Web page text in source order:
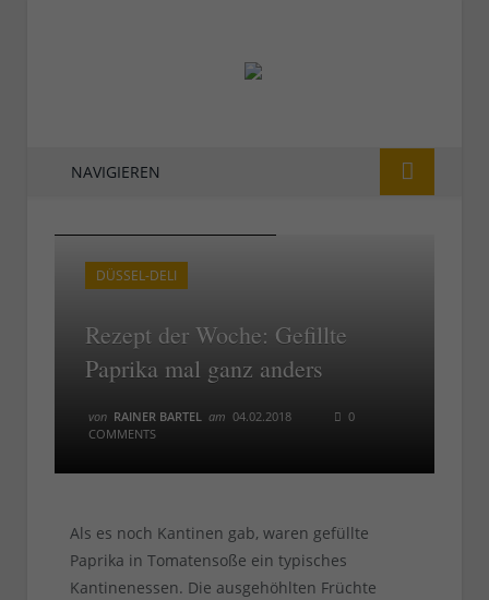
NAVIGIEREN
DÜSSEL-DELI
Rezept der Woche: Gefillte
Paprika mal ganz anders
von RAINER BARTEL am 04.02.2018
0
COMMENTS
Als es noch Kantinen gab, waren gefüllte
Paprika in Tomatensoße ein typisches
Kantinenessen. Die ausgehöhlten Früchte